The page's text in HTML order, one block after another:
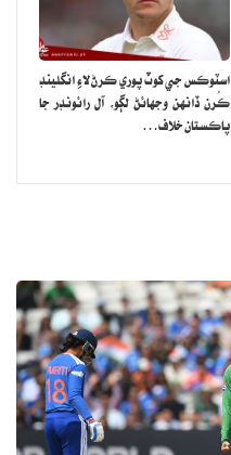
اسٽوڪس جي کوٽ پوري ڪرڻ لاءِ انگلينڊ
ڪُرن ڏانهن وجهائڻ لڳو، آل رائونڊر جا
پاڪستان خلاف…